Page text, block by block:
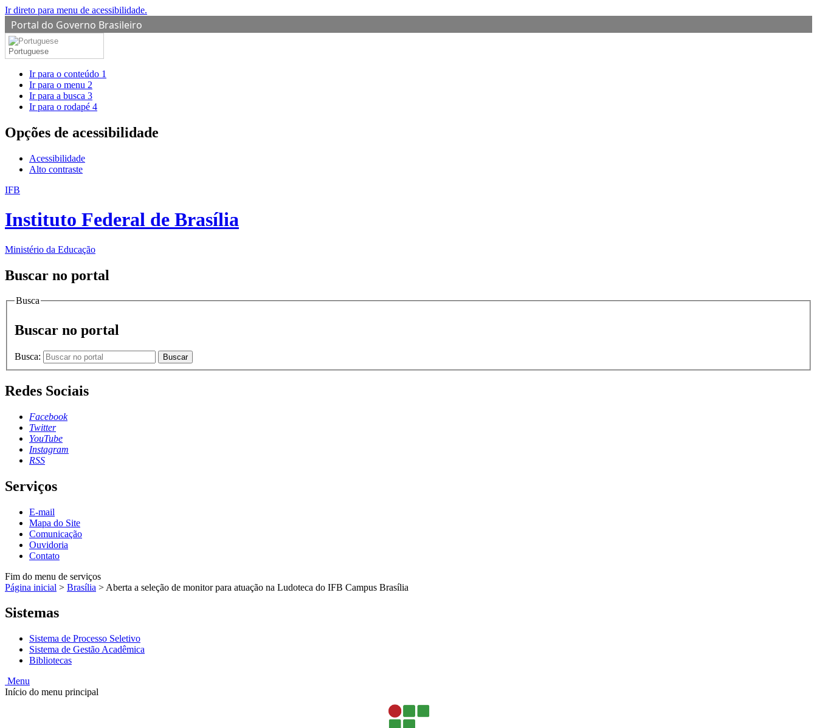
Ir direto para menu de acessibilidade.
Portal do Governo Brasileiro
Portuguese
Ir para o conteúdo 1
Ir para o menu 2
Ir para a busca 3
Ir para o rodapé 4
Opções de acessibilidade
Acessibilidade
Alto contraste
IFB
Instituto Federal de Brasília
Ministério da Educação
Buscar no portal
Busca
Buscar no portal
Busca: Buscar
Redes Sociais
Facebook
Twitter
YouTube
Instagram
RSS
Serviços
E-mail
Mapa do Site
Comunicação
Ouvidoria
Contato
Fim do menu de serviços
Página inicial > Brasília > Aberta a seleção de monitor para atuação na Ludoteca do IFB Campus Brasília
Sistemas
Sistema de Processo Seletivo
Sistema de Gestão Acadêmica
Bibliotecas
Menu
Início do menu principal